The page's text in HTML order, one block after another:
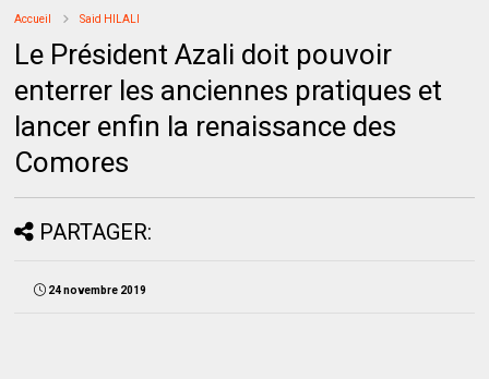
Accueil Said HILALI
Le Président Azali doit pouvoir
enterrer les anciennes pratiques et
lancer enfin la renaissance des
Comores
PARTAGER:
24 novembre 2019